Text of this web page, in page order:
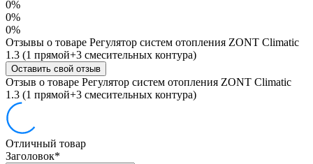
0%
0%
0%
Отзывы о товаре Регулятор систем отопления ZONT Climatic
1.3 (1 прямой+3 смесительных контура)
Оставить свой отзыв
Отзыв о товаре Регулятор систем отопления ZONT Climatic
1.3 (1 прямой+3 смесительных контура)
Отличный товар
Заголовок*